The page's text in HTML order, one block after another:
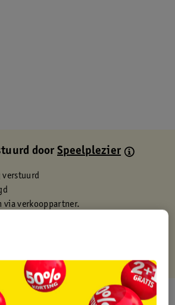
doorSpeelplezier
verstuurd
via verkooppartner.